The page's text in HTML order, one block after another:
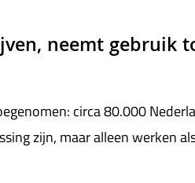
neemt gebruik
circa 80.000
zijn, maar alleen werken